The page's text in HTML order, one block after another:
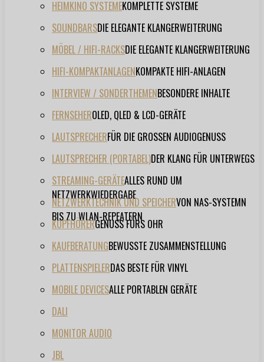
HEIMKINO SYSTEMEKOMPLETTE SYSTEME
SOUNDBARSDIE ELEGANTE KLANGERWEITERUNG
MÖBEL / HIFI-RACKSDIE ELEGANTE KLANGERWEITERUNG
HIFI-KOMPAKTANLAGENKOMPAKTE HIFI-ANLAGEN
INTERVIEW / SONDERTHEMENBESONDERE INHALTE
FERNSEHEROLED, QLED & LCD-GERÄTE
LAUTSPRECHERFÜR DIE GROSSEN AUDIOGENUSS
LAUTSPRECHER (PORTABEL)DER KLANG FÜR UNTERWEGS
STREAMING-GERÄTEALLES RUND UM
NETZWERKWIEDERGABE
NETZWERKTECHNIK UND SPEICHERVON NAS-SYSTEMN
BIS ZU WLAN-REPEATERN
KOPFHÖRERGENUSS FÜRS OHR
KAUFBERATUNGBEWUSSTE ZUSAMMENSTELLUNG
PLATTENSPIELERDAS BESTE FÜR VINYL
MOBILE DEVICESALLE PORTABLEN GERÄTE
DALI
MONITOR AUDIO
JBL